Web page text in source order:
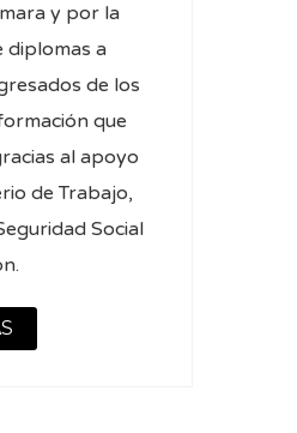
y por la
diplomas a
de los
que
al apoyo
de Trabajo,
Social